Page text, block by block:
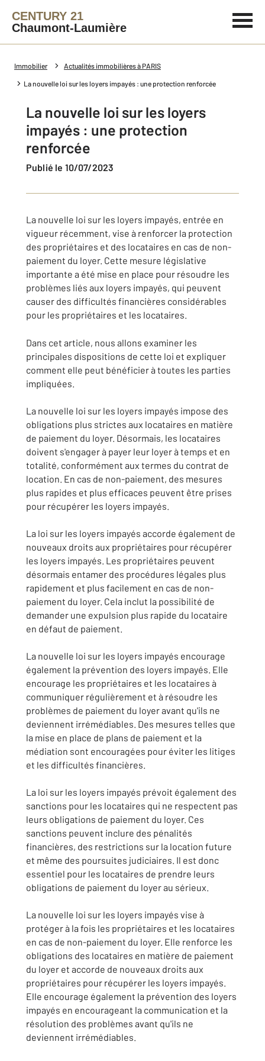
CENTURY 21
Chaumont-Laumière
Immobilier Actualités immobilières à PARIS
La nouvelle loi sur les loyers impayés : une protection renforcée
La nouvelle loi sur les loyers
impayés : une protection
renforcée
Publié le 10/07/2023
La nouvelle loi sur les loyers impayés, entrée en
vigueur récemment, vise à renforcer la protection
des propriétaires et des locataires en cas de non-
paiement du loyer. Cette mesure législative
importante a été mise en place pour résoudre les
problèmes liés aux loyers impayés, qui peuvent
causer des difficultés financières considérables
pour les propriétaires et les locataires.
Dans cet article, nous allons examiner les
principales dispositions de cette loi et expliquer
comment elle peut bénéficier à toutes les parties
impliquées.
La nouvelle loi sur les loyers impayés impose des
obligations plus strictes aux locataires en matière
de paiement du loyer. Désormais, les locataires
doivent s'engager à payer leur loyer à temps et en
totalité, conformément aux termes du contrat de
location. En cas de non-paiement, des mesures
plus rapides et plus efficaces peuvent être prises
pour récupérer les loyers impayés.
La loi sur les loyers impayés accorde également de
nouveaux droits aux propriétaires pour récupérer
les loyers impayés. Les propriétaires peuvent
désormais entamer des procédures légales plus
rapidement et plus facilement en cas de non-
paiement du loyer. Cela inclut la possibilité de
demander une expulsion plus rapide du locataire
en défaut de paiement.
La nouvelle loi sur les loyers impayés encourage
également la prévention des loyers impayés. Elle
encourage les propriétaires et les locataires à
communiquer régulièrement et à résoudre les
problèmes de paiement du loyer avant qu'ils ne
deviennent irrémédiables. Des mesures telles que
la mise en place de plans de paiement et la
médiation sont encouragées pour éviter les litiges
et les difficultés financières.
La loi sur les loyers impayés prévoit également des
sanctions pour les locataires qui ne respectent pas
leurs obligations de paiement du loyer. Ces
sanctions peuvent inclure des pénalités
financières, des restrictions sur la location future
et même des poursuites judiciaires. Il est donc
essentiel pour les locataires de prendre leurs
obligations de paiement du loyer au sérieux.
La nouvelle loi sur les loyers impayés vise à
protéger à la fois les propriétaires et les locataires
en cas de non-paiement du loyer. Elle renforce les
obligations des locataires en matière de paiement
du loyer et accorde de nouveaux droits aux
propriétaires pour récupérer les loyers impayés.
Elle encourage également la prévention des loyers
impayés en encourageant la communication et la
résolution des problèmes avant qu'ils ne
deviennent irrémédiables.